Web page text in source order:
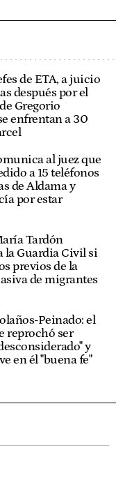
de ETA, a juicio
después por el
Gregorio
enfrentan a 30
al juez que
a 15 teléfonos
de Aldama y
por estar
Tardón
la Guardia Civil si
previos de la
de migrantes
Peinado: el
reprochó ser
y
en él "buena fe"